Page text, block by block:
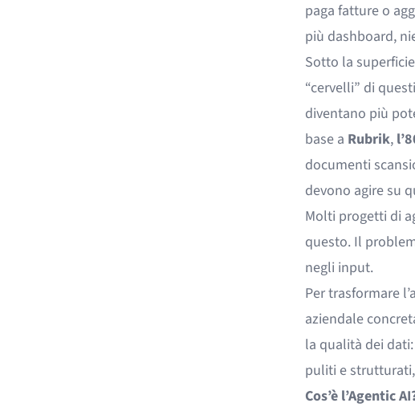
paga fatture o
più dashboard,
Sotto la
“cervelli” di
diventano più
base a Rubrik,
documenti
devono agire su
Molti progetti di
questo. Il
negli input.
Per trasformare
aziendale
la qualità dei
puliti e
Cos’è l’Agentic